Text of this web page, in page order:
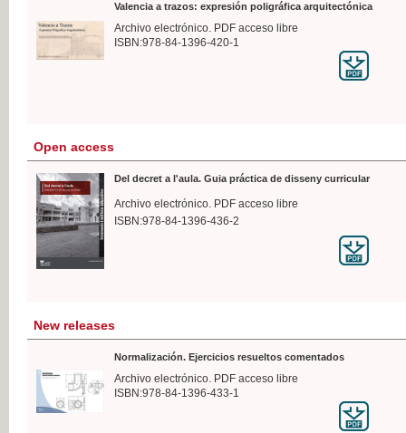
Valencia a trazos: expresión poligráfica arquitectónica
Archivo electrónico. PDF acceso libre
ISBN:978-84-1396-420-1
Open access
Del decret a l'aula. Guia práctica de disseny curricular
Archivo electrónico. PDF acceso libre
ISBN:978-84-1396-436-2
New releases
Normalización. Ejercicios resueltos comentados
Archivo electrónico. PDF acceso libre
ISBN:978-84-1396-433-1